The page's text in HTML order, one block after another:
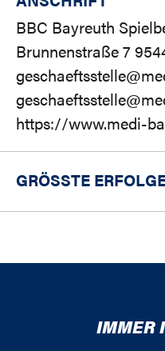
BBC Bayreuth
Brunnenstraße 7
https://www.medi-
GRÖSSTE ERFOLGE
IMMER